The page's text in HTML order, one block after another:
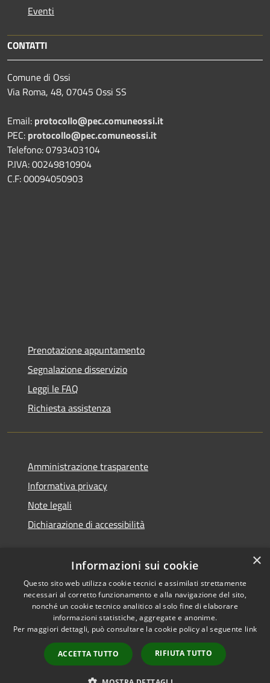
Eventi
CONTATTI
Comune di Ossi
Via Roma, 48, 07045 Ossi SS
Email: protocollo@pec.comuneossi.it
PEC: protocollo@pec.comuneossi.it
Telefono: 0793403104
P.IVA: 00249810904
C.F: 00094050903
Prenotazione appuntamento
Segnalazione disservizio
Leggi le FAQ
Richiesta assistenza
Amministrazione trasparente
Informativa privacy
Note legali
Dichiarazione di accessibilità
RSS
Accessibilità
Copyright © 2026 • Comune di
Municipium•
Accesso
redazione
×
Informazioni sui cookie
Questo sito web utilizza cookie tecnici e assimilati strettamente
necessari al corretto funzionamento e alla navigazione del sito,
nonché un cookie tecnico analitico al solo fine di elaborare
informazioni statistiche, aggregate e anonime.
Per maggiori dettagli, può consultare la cookie policy al seguente link
ACCETTA TUTTO RIFIUTA TUTTO